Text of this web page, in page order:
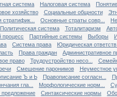
система Налоговая система
хозяйство Социальные общности
Основные страты совр...
Политическая система Тоталитаризм
процесс Партийные системы Выборы
Система права
Юридическая
Права граждан
Административное
право Трудоустройство несо...
Смешение паронимов
Неуместное
Ъ и Ь Правописание согласн...
гла... Морфологические норм...
предложение Синтаксические нормы